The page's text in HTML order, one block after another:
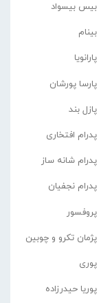
بیس بیسواد
بینام
پارانویا
پارسا پورشان
پازل بند
پدرام افتخاری
پدرام شانه ساز
پدرام نجفیان
پروفسور
پژمان تکرو و چوبین
پوری
پوریا حیدرزاده